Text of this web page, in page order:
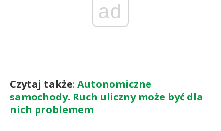
ad
Czytaj także: Autonomiczne
samochody. Ruch uliczny może być dla
nich problemem